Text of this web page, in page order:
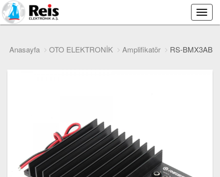
Main
Menu
Anasayfa OTO ELEKTRONİK Amplifikatör RS-BMX3AB